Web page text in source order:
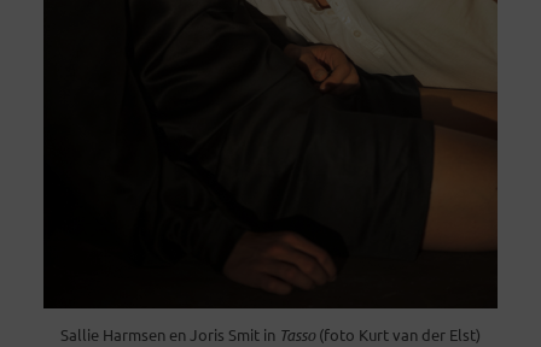
Sallie Harmsen en Joris Smit in Tasso(foto Kurt van der Elst)